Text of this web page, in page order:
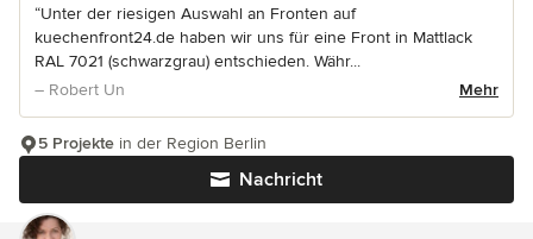
“Unter der riesigen Auswahl an Fronten auf
kuechenfront24.de haben wir uns für eine Front in Mattlack
RAL 7021 (schwarzgrau) entschieden. Währ...
– Robert Un
Mehr
Nachricht
5 Projekte in der Region Berlin